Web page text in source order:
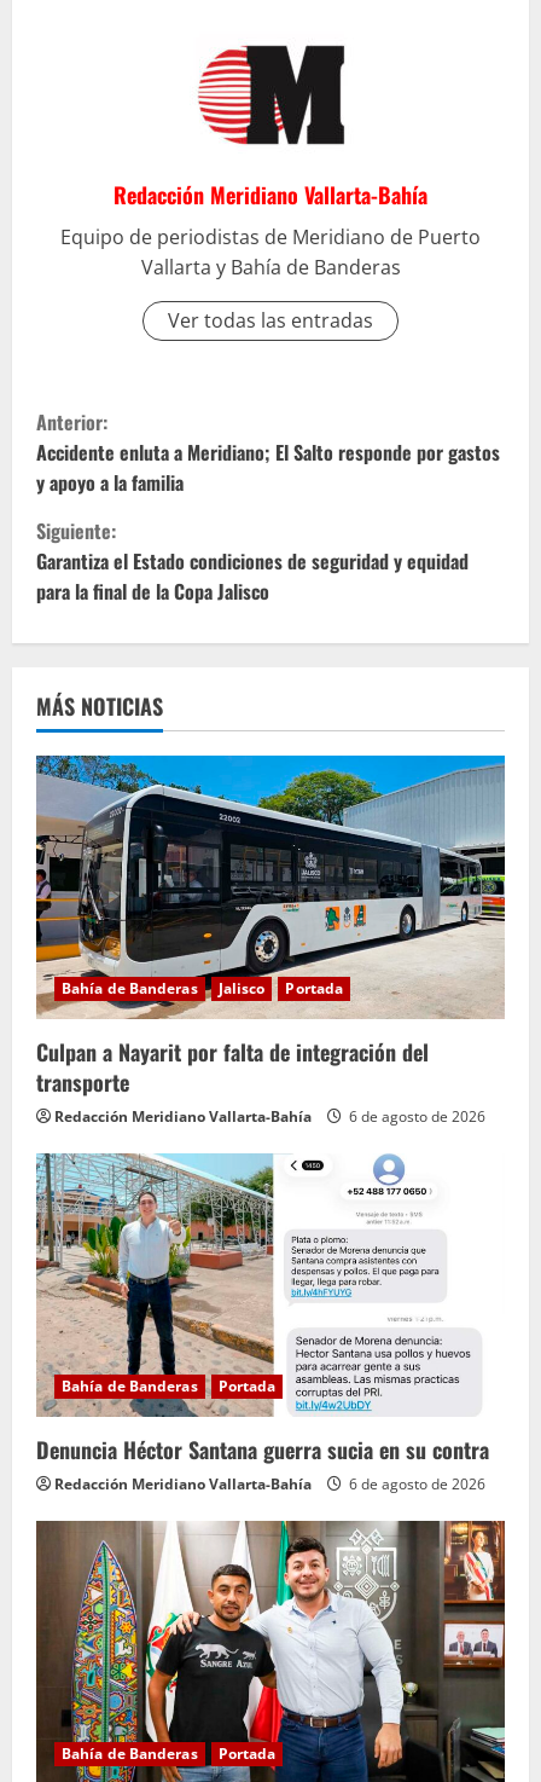
Redacción Meridiano Vallarta-Bahía
Equipo de periodistas de Meridiano de Puerto
Vallarta y Bahía de Banderas
Ver todas las entradas
S
i
g
u
e
e
y
e
n
d
o
Anterior:
Accidente enluta a Meridiano; El Salto responde por gastos
y apoyo a la familia
Siguiente:
Garantiza el Estado condiciones de seguridad y equidad
para la final de la Copa Jalisco
MÁS NOTICIAS
Bahía de Banderas Jalisco Portada
Culpan a Nayarit por falta de integración del
transporte
Redacción Meridiano Vallarta-Bahía 6 de agosto de 2026
Bahía de Banderas Portada
Denuncia Héctor Santana guerra sucia en su contra
Redacción Meridiano Vallarta-Bahía 6 de agosto de 2026
Bahía de Banderas Portada